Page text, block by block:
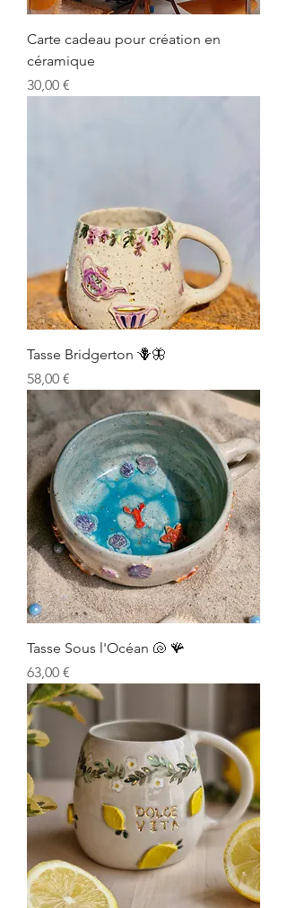
Carte cadeau pour création en
céramique
Prix
30,00 €
Tasse Bridgerton 🪻🦋
Prix
58,00 €
Tasse Sous l'Océan 🐚 🪸
Prix
63,00 €